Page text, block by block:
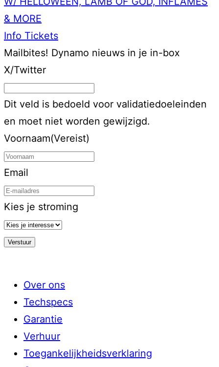
& MORE
Info Tickets
Mailbites! Dynamo nieuws in je in-box
X/Twitter
Dit veld is bedoeld voor validatiedoeleinden
en moet niet worden gewijzigd.
Voornaam(Vereist)
Email
Kies je stroming
Over ons
Techspecs
Garantie
Verhuur
Toegankelijkheidsverklaring